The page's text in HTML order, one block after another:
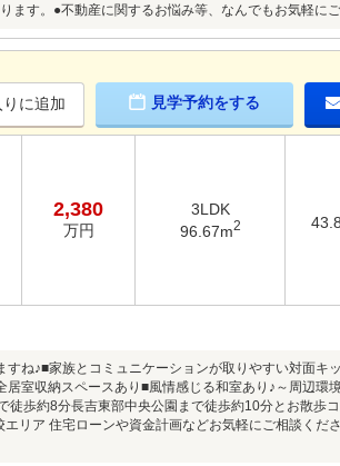
す。●不動産に関するお悩み等、なんでもお気軽に
に追加 見学予約をする
2,380
万円
3LDK
96.67m2
ね♪■家族とコミュニケーションが取りやすい対面キ
室収納スペースあり■風情感じる和室あり♪～周辺環
歩約8分長吉東部中央公園まで徒歩約10分とお散歩コ
リア 住宅ローンや資金計画などお気軽にご相談くだ